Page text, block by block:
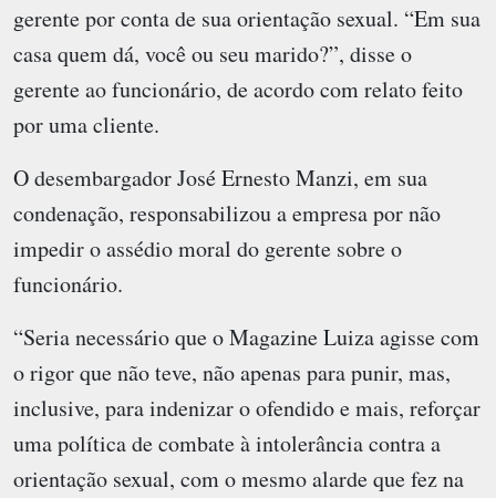
gerente por conta de sua orientação sexual. “Em sua
casa quem dá, você ou seu marido?”, disse o
gerente ao funcionário, de acordo com relato feito
por uma cliente.
O desembargador José Ernesto Manzi, em sua
condenação, responsabilizou a empresa por não
impedir o assédio moral do gerente sobre o
funcionário.
“Seria necessário que o Magazine Luiza agisse com
o rigor que não teve, não apenas para punir, mas,
inclusive, para indenizar o ofendido e mais, reforçar
uma política de combate à intolerância contra a
orientação sexual, com o mesmo alarde que fez na